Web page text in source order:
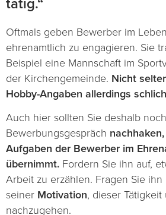
tätig.“
Oftmals geben Bewerber im
ehrenamtlich zu engagieren. Sie
Beispiel eine Mannschaft im
der Kirchengemeinde. Nicht
Hobby-Angaben allerdings
Auch hier sollten Sie deshalb
Bewerbungsgespräch
Aufgaben der Bewerber im
übernimmt. Fordern Sie ihn auf,
Arbeit zu erzählen. Fragen Sie ihn
seiner Motivation, dieser
nachzugehen.